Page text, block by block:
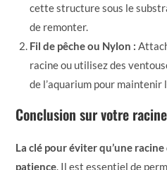
cette structure sous le
de remonter.
Fil de pêche ou Nylon :
racine ou utilisez des
de l’aquarium pour maintenir
Conclusion sur votre
La clé pour éviter qu’une
patience. Il est essentiel de